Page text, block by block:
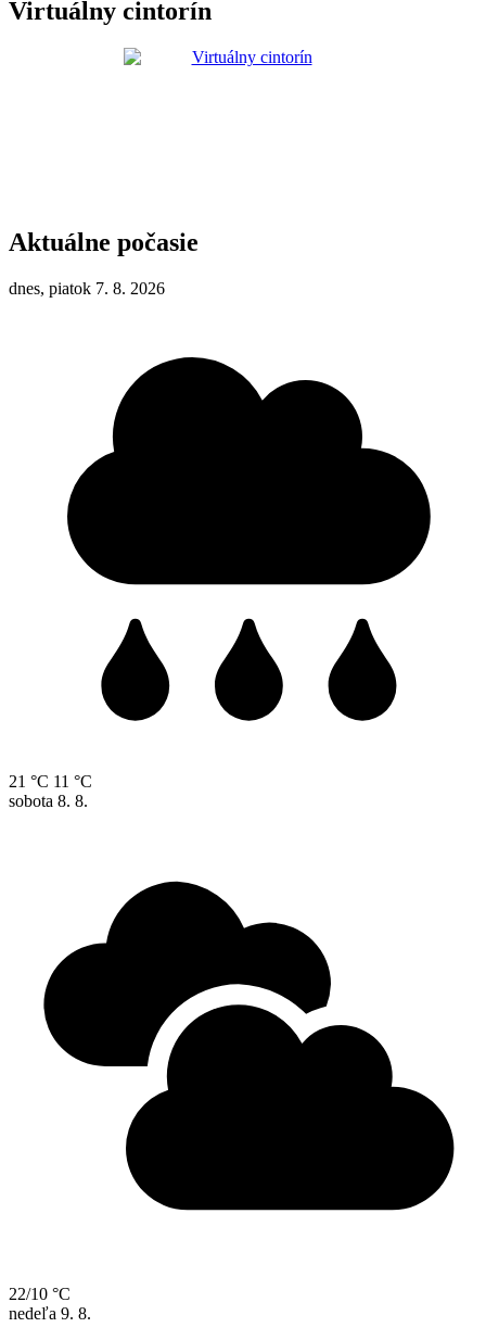
Virtuálny cintorín
Aktuálne počasie
dnes, piatok 7. 8. 2026
21 °C 11 °C
sobota 8. 8.
22/10 °C
nedeľa 9. 8.